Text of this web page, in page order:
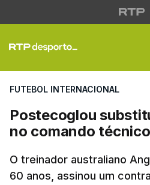
FUTEBOL INTERNACIONAL
Postecoglou
no comando
O treinador australiano
60 anos, assinou um